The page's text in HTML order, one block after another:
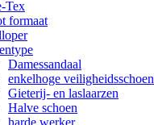
Tex
formaat
Damessandaal
enkelhoge veiligheidsschoen
Gieterij- en laslaarzen
Halve schoen
harde werker